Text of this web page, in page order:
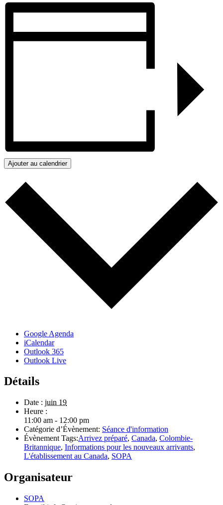
Ajouter au calendrier
Google Agenda
iCalendar
Outlook 365
Outlook Live
Détails
Date : juin 19
Heure :
11:00 am - 12:00 pm
Catégorie d’Évènement: Séance d'information
Évènement Tags:Arrivez préparé, Canada, Colombie-
Britannique, Informations pour les nouveaux arrivants,
L'établissement au Canada, SOPA
Organisateur
SOPA